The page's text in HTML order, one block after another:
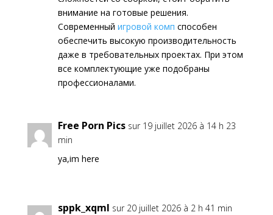
внимание на готовые решения.
Современный игровой комп способен
обеспечить высокую производительность
даже в требовательных проектах. При этом
все комплектующие уже подобраны
профессионалами.
Free Porn Pics sur 19 juillet 2026 à 14 h 23
min
ya,im here
sppk_xqml sur 20 juillet 2026 à 2 h 41 min